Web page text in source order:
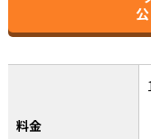
料金